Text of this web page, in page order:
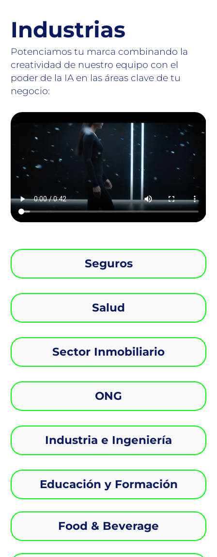
Industrias
Potenciamos tu marca combinando la
creatividad de nuestro equipo con el
poder de la IA en las áreas clave de tu
negocio:
Seguros
Salud
Sector Inmobiliario
ONG
Industria e Ingeniería
Educación y Formación
Food & Beverage